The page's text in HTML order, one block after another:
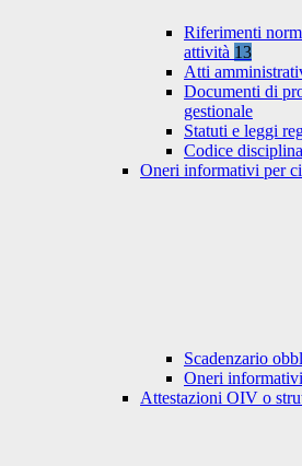
Riferimenti
attività 13
Atti
Documenti di
gestionale
Statuti e leggi
Codice
Oneri informativi per
Scadenzario
Oneri
Attestazioni OIV o